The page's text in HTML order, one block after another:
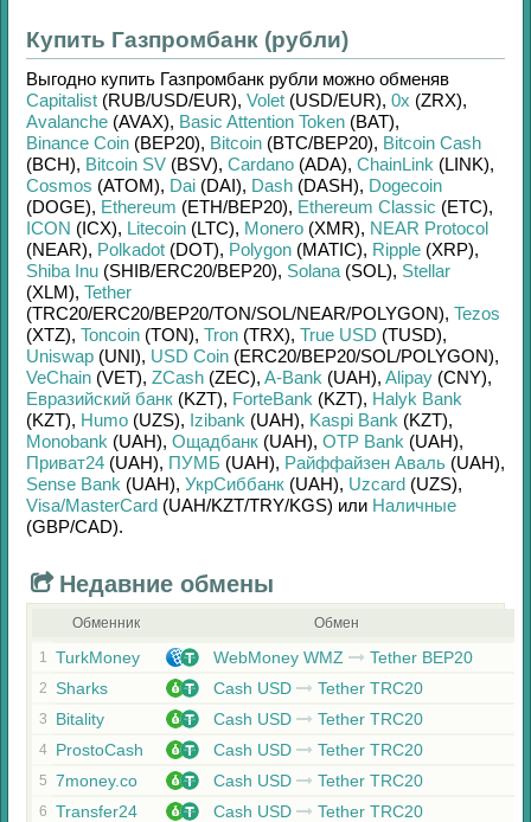
Купить Газпромбанк (рубли)
Выгодно купить Газпромбанк рубли можно обменяв
Capitalist (RUB/USD/EUR), Volet (USD/EUR), 0x (ZRX),
Avalanche (AVAX), Basic Attention Token (BAT),
Binance Coin (BEP20), Bitcoin (BTC/BEP20), Bitcoin Cash
(BCH), Bitcoin SV (BSV), Cardano (ADA), ChainLink (LINK),
Cosmos (ATOM), Dai (DAI), Dash (DASH), Dogecoin
(DOGE), Ethereum (ETH/BEP20), Ethereum Classic (ETC),
ICON (ICX), Litecoin (LTC), Monero (XMR), NEAR Protocol
(NEAR), Polkadot (DOT), Polygon (MATIC), Ripple (XRP),
Shiba Inu (SHIB/ERC20/BEP20), Solana (SOL), Stellar
(XLM), Tether
(TRC20/ERC20/BEP20/TON/SOL/NEAR/POLYGON), Tezos
(XTZ), Toncoin (TON), Tron (TRX), True USD (TUSD),
Uniswap (UNI), USD Coin (ERC20/BEP20/SOL/POLYGON),
VeChain (VET), ZCash (ZEC), A-Bank (UAH), Alipay (CNY),
Евразийский банк (KZT), ForteBank (KZT), Halyk Bank
(KZT), Humo (UZS), Izibank (UAH), Kaspi Bank (KZT),
Monobank (UAH), Ощадбанк (UAH), OTP Bank (UAH),
Приват24 (UAH), ПУМБ (UAH), Райффайзен Аваль (UAH),
Sense Bank (UAH), УкрСиббанк (UAH), Uzcard (UZS),
Visa/MasterCard (UAH/KZT/TRY/KGS) или Наличные
(GBP/CAD).
Недавние обмены
Обменник Обмен
1 TurkMoney WebMoney WMZ Tether BEP20
2 Sharks Cash USD Tether TRC20
3 Bitality Cash USD Tether TRC20
4 ProstoCash Cash USD Tether TRC20
5 7money.co Cash USD Tether TRC20
6 Transfer24 Cash USD Tether TRC20